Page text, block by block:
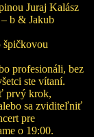
Juraj Kalász
b & Jakub
profesionáli, bez
ste vítaní.
prvý krok,
sa zviditeľniť
pre
o 19:00.